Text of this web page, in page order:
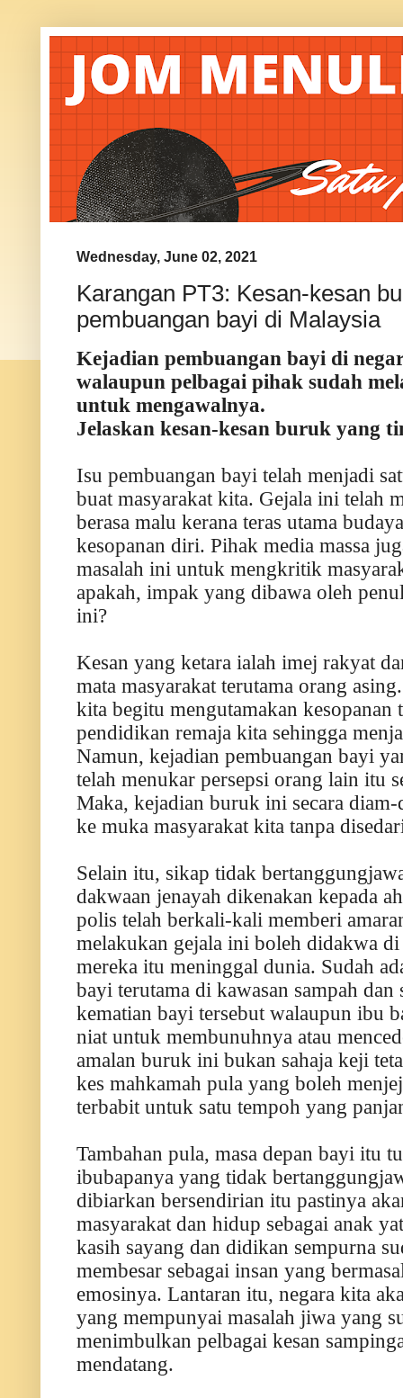
Wednesday, June 02, 2021
Karangan PT3: Kesan-kesan
pembuangan bayi di Malaysia
Kejadian pembuangan bayi di
walaupun pelbagai pihak sudah
untuk mengawalnya.
Jelaskan kesan-kesan buruk yang
Isu pembuangan bayi telah menjadi
buat masyarakat kita. Gejala ini telah
berasa malu kerana teras utama
kesopanan diri. Pihak media massa
masalah ini untuk mengkritik
apakah, impak yang dibawa oleh
ini?
Kesan yang ketara ialah imej rakyat
mata masyarakat terutama orang
kita begitu mengutamakan kesopanan
pendidikan remaja kita sehingga
Namun, kejadian pembuangan bayi
telah menukar persepsi orang lain itu
Maka, kejadian buruk ini secara
ke muka masyarakat kita tanpa
Selain itu, sikap tidak
dakwaan jenayah dikenakan kepada
polis telah berkali-kali memberi
melakukan gejala ini boleh didakwa
mereka itu meninggal dunia. Sudah
bayi terutama di kawasan sampah
kematian bayi tersebut walaupun ibu
niat untuk membunuhnya atau
amalan buruk ini bukan sahaja keji
kes mahkamah pula yang boleh
terbabit untuk satu tempoh yang
Tambahan pula, masa depan bayi itu
ibubapanya yang tidak
dibiarkan bersendirian itu pastinya
masyarakat dan hidup sebagai anak
kasih sayang dan didikan sempurna
membesar sebagai insan yang
emosinya. Lantaran itu, negara kita
yang mempunyai masalah jiwa yang
menimbulkan pelbagai kesan
mendatang.